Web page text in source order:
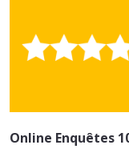
Online Enquêtes